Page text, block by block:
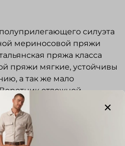
силуэта
мериносовой пряжи
пряжа класса
пряжи мягкие, устойчивы
а так же мало
отложной.
часть с рисунком,
Низ изделия и
и элегантная вещь
повседневной носки.